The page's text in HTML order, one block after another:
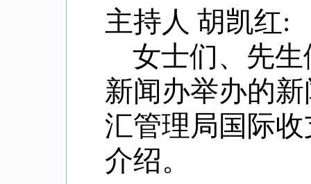
主持人 胡凯红:
女士们、先
新闻办举办的
汇管理局国际
介绍。